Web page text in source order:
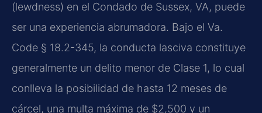
(lewdness) en el Condado de Sussex, VA, puede
ser una experiencia abrumadora. Bajo el Va.
Code § 18.2-345, la conducta lasciva constituye
generalmente un delito menor de Clase 1, lo cual
conlleva la posibilidad de hasta 12 meses de
cárcel, una multa máxima de $2,500 y un